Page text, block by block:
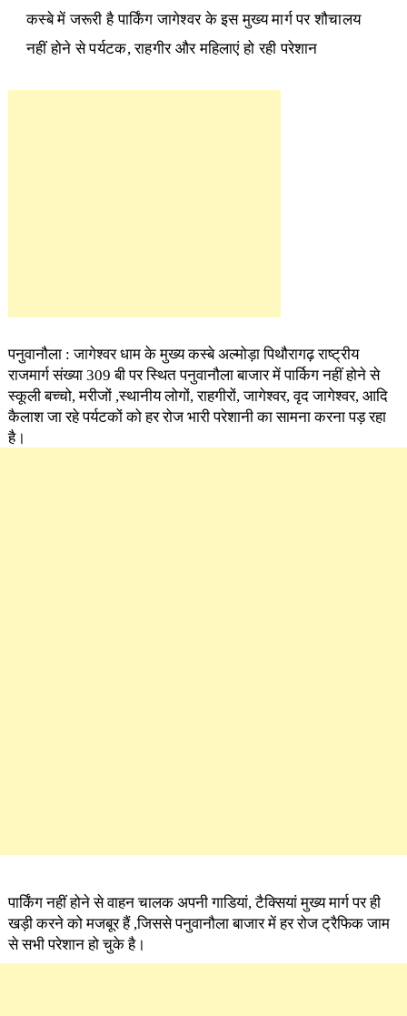
कस्बे में जरूरी है पार्किंग जागेश्वर के इस मुख्य मार्ग पर शौचालय
नहीं होने से पर्यटक, राहगीर और महिलाएं हो रही परेशान
पनुवानौला : जागेश्वर धाम के मुख्य कस्बे अल्मोड़ा पिथौरागढ़ राष्ट्रीय
राजमार्ग संख्या 309 बी पर स्थित पनुवानौला बाजार में पार्किग नहीं होने से
स्कूली बच्चो, मरीजों ,स्थानीय लोगों, राहगीरों, जागेश्वर, वृद जागेश्वर, आदि
कैलाश जा रहे पर्यटकों को हर रोज भारी परेशानी का सामना करना पड़ रहा
है।
पार्किंग नहीं होने से वाहन चालक अपनी गाडियां, टैक्सियां मुख्य मार्ग पर ही
खड़ी करने को मजबूर हैं ,जिससे पनुवानौला बाजार में हर रोज ट्रैफिक जाम
से सभी परेशान हो चुके है।